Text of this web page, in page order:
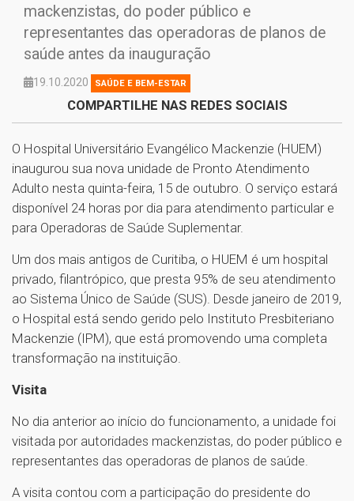
mackenzistas, do poder público e
representantes das operadoras de planos de
saúde antes da inauguração
19.10.2020 SAÚDE E BEM-ESTAR
COMPARTILHE NAS REDES SOCIAIS
O Hospital Universitário Evangélico Mackenzie (HUEM)
inaugurou sua nova unidade de Pronto Atendimento
Adulto nesta quinta-feira, 15 de outubro. O serviço estará
disponível 24 horas por dia para atendimento particular e
para Operadoras de Saúde Suplementar.
Um dos mais antigos de Curitiba, o HUEM é um hospital
privado, filantrópico, que presta 95% de seu atendimento
ao Sistema Único de Saúde (SUS). Desde janeiro de 2019,
o Hospital está sendo gerido pelo Instituto Presbiteriano
Mackenzie (IPM), que está promovendo uma completa
transformação na instituição.
Visita
No dia anterior ao início do funcionamento, a unidade foi
visitada por autoridades mackenzistas, do poder público e
representantes das operadoras de planos de saúde.
A visita contou com a participação do presidente do